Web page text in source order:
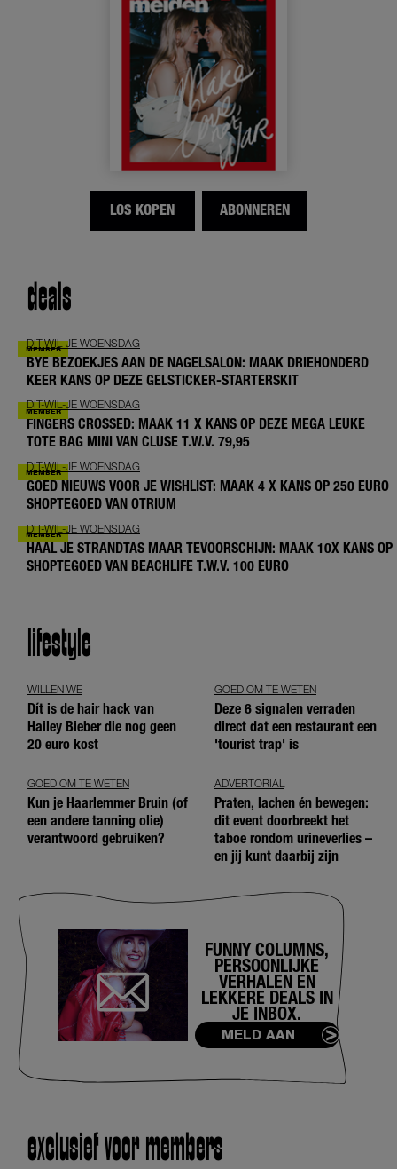
LOS KOPEN ABONNEREN
deals
DIT-WIL-JE WOENSDAG
BYE BEZOEKJES AAN DE NAGELSALON: MAAK DRIEHONDERD
KEER KANS OP DEZE GELSTICKER-STARTERSKIT
DIT-WIL-JE WOENSDAG
FINGERS CROSSED: MAAK 11 X KANS OP DEZE MEGA LEUKE
TOTE BAG MINI VAN CLUSE T.W.V. 79,95
DIT-WIL-JE WOENSDAG
GOED NIEUWS VOOR JE WISHLIST: MAAK 4 X KANS OP 250 EURO
SHOPTEGOED VAN OTRIUM
DIT-WIL-JE WOENSDAG
HAAL JE STRANDTAS MAAR TEVOORSCHIJN: MAAK 10X KANS OP
SHOPTEGOED VAN BEACHLIFE T.W.V. 100 EURO
lifestyle
WILLEN WE
Dít is de hair hack van
Hailey Bieber die nog geen
20 euro kost
GOED OM TE WETEN
Deze 6 signalen verraden
direct dat een restaurant een
'tourist trap' is
GOED OM TE WETEN
Kun je Haarlemmer Bruin (of
een andere tanning olie)
verantwoord gebruiken?
ADVERTORIAL
Praten, lachen én bewegen:
dit event doorbreekt het
taboe rondom urineverlies –
en jij kunt daarbij zijn
FUNNY COLUMNS,
PERSOONLIJKE
VERHALEN EN
LEKKERE DEALS IN
JE INBOX.
MELD AAN
exclusief voor members